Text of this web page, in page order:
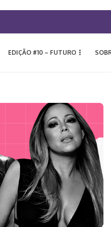
EDIÇÃO #10 – FUTURO